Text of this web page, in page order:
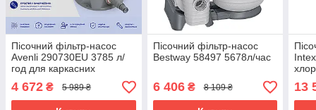
Пісочний фільтр-насос
Avenli 290730EU 3785 л/
год для каркасних
басейнів до 25000 л
4 672 ₴ 5 989 ₴
Пісочний фільтр-насос
Bestway 58497 5678л/час
6 406₴ 8 109 ₴
год
13